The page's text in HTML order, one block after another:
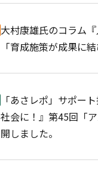
大村康雄氏のコラム
「育成施策が成果に
「あさレポ」サポー
社会に！』第45回「
開しました。